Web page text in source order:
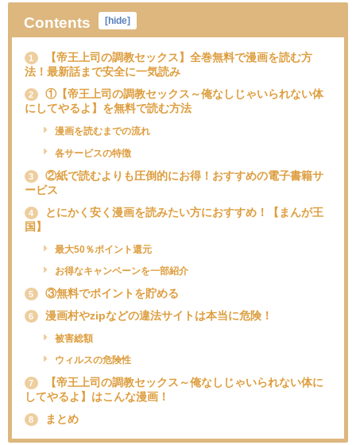
Contents hide
1
【帝王上司の調教セックス】全巻無料で漫画を読む方
法！最新話まで安全に一気読み
2
①【帝王上司の調教セックス～俺なしじゃいられない体
にしてやるよ】を無料で読む方法
漫画を読むまでの流れ
各サービスの特徴
3
②紙で読むよりも圧倒的にお得！おすすめの電子書籍サ
ービス
4
とにかく安く漫画を読みたい方におすすめ！【まんが王
国】
最大50％ポイント還元
お得なキャンペーンを一部紹介
5 ③無料でポイントを貯める
6 漫画村やzipなどの違法サイトは本当に危険！
被害総額
ウィルスの危険性
7
【帝王上司の調教セックス～俺なしじゃいられない体に
してやるよ】はこんな漫画！
8 まとめ